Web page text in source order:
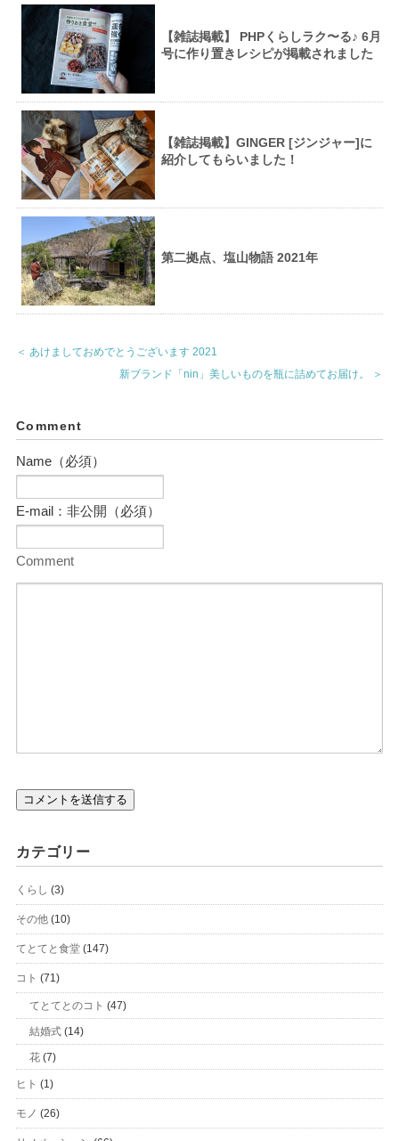
【雑誌掲載】 PHPくらしラク〜る♪ 6月
号に作り置きレシピが掲載されました
【雑誌掲載】GINGER [ジンジャー]に
紹介してもらいました！
第二拠点、塩山物語 2021年
＜ あけましておめでとうございます 2021
新ブランド「nin」美しいものを瓶に詰めてお届け。 ＞
Comment
Name（必須）
E-mail：非公開（必須）
Comment
カテゴリー
くらし (3)
その他(10)
てとてと食堂(147)
コト (71)
てとてとのコト (47)
結婚式(14)
花(7)
ヒト (1)
モノ (26)